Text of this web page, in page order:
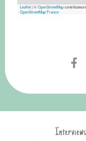
Leaflet|©OpenStreetMap
OpenStreetMap France